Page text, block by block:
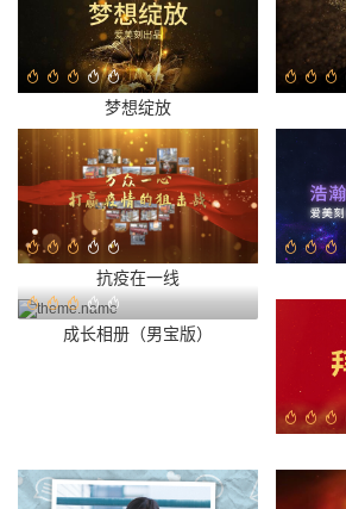
梦想绽放
抗疫在一线
成长相册（男宝版）